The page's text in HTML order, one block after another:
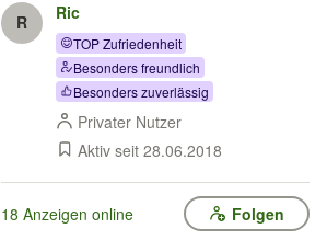
R Ric
TOP Zufriedenheit
Besonders freundlich
Besonders zuverlässig
Privater Nutzer
Aktiv seit 28.06.2018
18 Anzeigen online Folgen